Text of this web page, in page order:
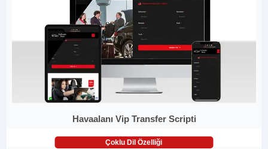
Havaalanı Vip Transfer Scripti
Çoklu Dil Özelliği